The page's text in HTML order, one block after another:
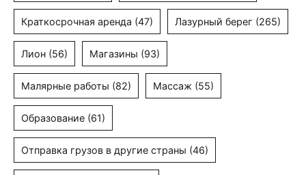
Краткосрочная аренда (47) Лазурный берег (265)
Лион (56) Магазины (93)
Малярные работы (82) Массаж (55)
Образование (61)
Отправка грузов в другие страны (46)